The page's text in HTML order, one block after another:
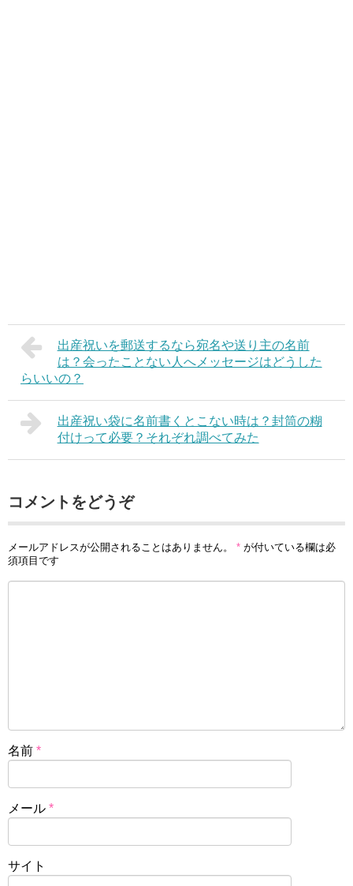
出産祝いを郵送するなら宛名や送り主の名前
は？会ったことない人へメッセージはどうした
らいいの？
出産祝い袋に名前書くとこない時は？封筒の糊
付けって必要？それぞれ調べてみた
コメントをどうぞ
メールアドレスが公開されることはありません。 * が付いている欄は必
須項目です
名前 *
メール *
サイト